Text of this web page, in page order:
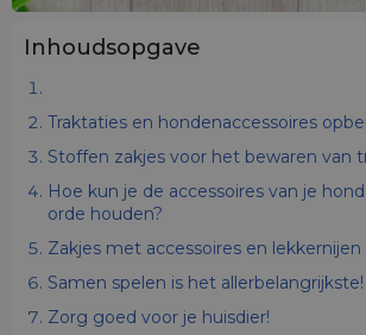
Inhoudsopgave
Traktaties en hondenaccessoires
Stoffen zakjes voor het bewaren van
Hoe kun je de accessoires van je
orde houden?
Zakjes met accessoires en
Samen spelen is het allerbelangrijkste!
Zorg goed voor je huisdier!